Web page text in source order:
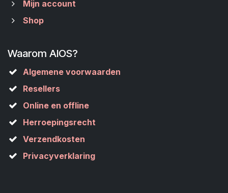
Mijn account
Shop
Waarom AIOS?
Algemene voorwaarden
Resellers
Online en offline
Herroepingsrecht
Verzendkosten
Privacyverklaring